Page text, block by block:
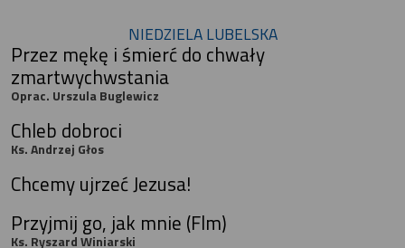
NIEDZIELA LUBELSKA
Przez mękę i śmierć do chwały
zmartwychwstania
Oprac. Urszula Buglewicz
Chleb dobroci
Ks. Andrzej Głos
Chcemy ujrzeć Jezusa!
Przyjmij go, jak mnie (Flm)
Ks. Ryszard Winiarski